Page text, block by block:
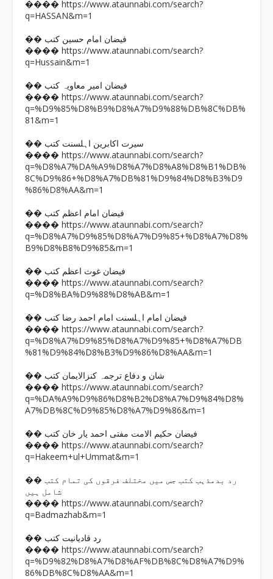
���� https://www.ataunnabi.com/search?
q=HASSAN&m=1
�� فیضان امام حسین کتب
���� https://www.ataunnabi.com/search?
q=Hussain&m=1
�� فیضان امیر معاویہ کتب
���� https://www.ataunnabi.com/search?
q=%D9%85%D8%B9%D8%A7%D9%88%DB%8C%DB%
81&m=1
�� سیرت اکابرین اہلسنت کتب
���� https://www.ataunnabi.com/search?
q=%D8%A7%DA%A9%D8%A7%D8%A8%D8%B1%DB%
8C%D9%86+%D8%A7%DB%81%D9%84%D8%B3%D9
%86%D8%AA&m=1
�� فیضان امام اعظم کتب
���� https://www.ataunnabi.com/search?
q=%D8%A7%D9%85%D8%A7%D9%85+%D8%A7%D8%
B9%D8%B8%D9%85&m=1
�� فیضان غوث اعظم کتب
���� https://www.ataunnabi.com/search?
q=%D8%BA%D9%88%D8%AB&m=1
�� فیضان امام اہلسنت امام احمد رضا کتب
���� https://www.ataunnabi.com/search?
q=%D8%A7%D9%85%D8%A7%D9%85+%D8%A7%DB
%81%D9%84%D8%B3%D9%86%D8%AA&m=1
�� شان و دفاع ترجمہ کنزالایمان کتب
���� https://www.ataunnabi.com/search?
q=%DA%A9%D9%86%D8%B2%D8%A7%D9%84%D8%
A7%DB%8C%D9%85%D8%A7%D9%86&m=1
�� فیضان حکیم الامت مفتی احمد یار خان کتب
���� https://www.ataunnabi.com/search?
q=Hakeem+ul+Ummat&m=1
�� رد بدمذہب کتب جس میں مختلف فرقوں کی تمام کتب
شامل ہیں
���� https://www.ataunnabi.com/search?
q=Badmazhab&m=1
�� رد قادیانیت کتب
���� https://www.ataunnabi.com/search?
q=%D9%82%D8%A7%D8%AF%DB%8C%D8%A7%D9%
86%DB%8C%D8%AA&m=1